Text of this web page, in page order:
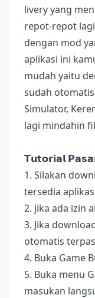
livery yang
repot-repot
dengan mod
aplikasi ini
mudah yaitu
sudah
Simulator,
lagi mindahin
𝗧𝘂𝘁𝗼𝗿𝗶𝗮𝗹
1. Silakan
tersedia
2. jika ada izin
3. Jika
otomatis
4. Buka Game
5. Buka menu
masukan